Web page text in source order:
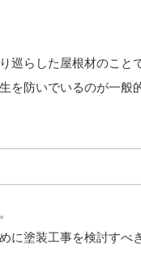
巡らした屋根材のことで
を防いでいるのが一般
に塗装工事を検討すべ